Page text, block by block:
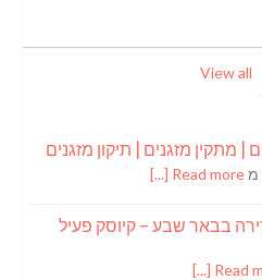
View all
| מתקין מזגנים | תיקון מזגנים
מRead more [...]
בבאר שבע – קיוסק פעיל
Read